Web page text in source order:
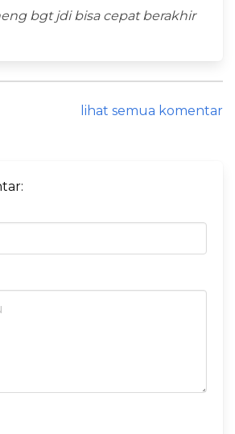
bgt jdi bisa cepat berakhir
lihat semua komentar